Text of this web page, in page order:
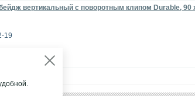
вертикальный с поворотным клипом Durable,
19